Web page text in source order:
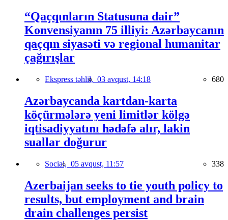
“Qaçqınların Statusuna dair”
Konvensiyanın 75 illiyi: Azərbaycanın
qaçqın siyasəti və regional humanitar
çağırışlar
Ekspress təhlil, 03 avqust, 14:18 680
Azərbaycanda kartdan-karta
köçürmələrə yeni limitlər kölgə
iqtisadiyyatını hədəfə alır, lakin
suallar doğurur
Social, 05 avqust, 11:57 338
Azerbaijan seeks to tie youth policy to
results, but employment and brain
drain challenges persist